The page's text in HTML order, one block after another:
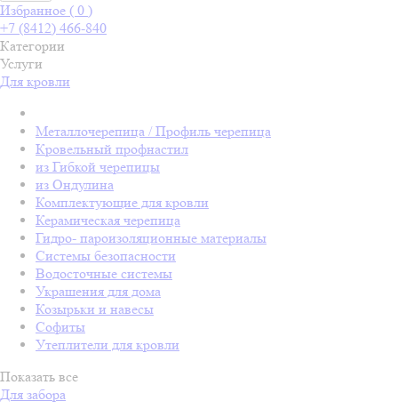
Избранное ( 0 )
+7 (8412) 466-840
Категории
Услуги
Для кровли
Металлочерепица / Профиль черепица
Кровельный профнастил
из Гибкой черепицы
из Ондулина
Комплектующие для кровли
Керамическая черепица
Гидро- пароизоляционные материалы
Системы безопасности
Водосточные системы
Украшения для дома
Козырьки и навесы
Софиты
Утеплители для кровли
Показать все
Для забора